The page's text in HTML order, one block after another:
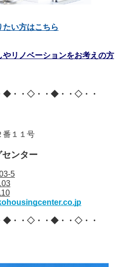
い方はこちら
リノベーションをお考えの方
・・◇・・◆・・◇・・
１１号
ンター
5
・・◇・・◆・・◇・・